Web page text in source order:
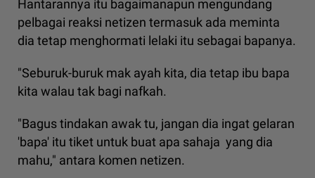
Hantarannya itu bagaimanapun mengundang
pelbagai reaksi netizen termasuk ada meminta
dia tetap menghormati lelaki itu sebagai bapanya.
"Seburuk-buruk mak ayah kita, dia tetap ibu bapa
kita walau tak bagi nafkah.
"Bagus tindakan awak tu, jangan dia ingat gelaran
'bapa' itu tiket untuk buat apa sahaja yang dia
mahu," antara komen netizen.